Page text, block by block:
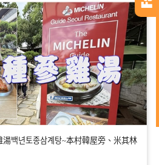
백년토종삼계탕~本村韓屋旁、米其林